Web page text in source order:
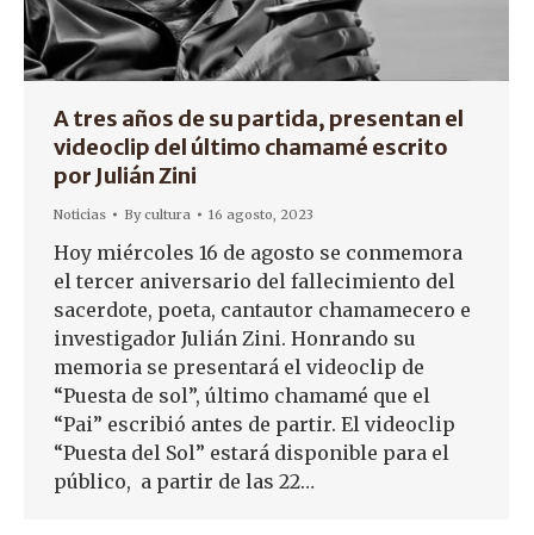
A tres años de su partida, presentan el
videoclip del último chamamé escrito
por Julián Zini
Noticias Bycultura 16 agosto, 2023
Hoy miércoles 16 de agosto se conmemora
el tercer aniversario del fallecimiento del
sacerdote, poeta, cantautor chamamecero e
investigador Julián Zini. Honrando su
memoria se presentará el videoclip de
“Puesta de sol”, último chamamé que el
“Pai” escribió antes de partir. El videoclip
“Puesta del Sol” estará disponible para el
público, a partir de las 22…